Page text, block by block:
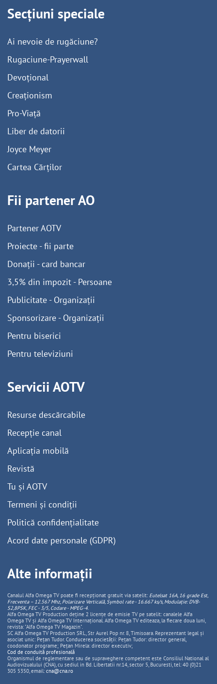
Secțiuni speciale
Ai nevoie de rugăciune?
Rugaciune-Prayerwall
Devoțional
Creaționism
Pro-Viață
Liber de datorii
Joyce Meyer
Cartea Cărților
Fii partener AO
Partener AOTV
Proiecte - fii parte
Donații - card bancar
3,5% din impozit - Persoane
Publicitate - Organizații
Sponsorizare - Organizații
Pentru biserici
Pentru televiziuni
Servicii AOTV
Resurse descărcabile
Recepție canal
Aplicația mobilă
Revistă
Tu și AOTV
Termeni și condiții
Politică confidențialitate
Acord date personale (GDPR)
Alte informații
Canalul Alfa Omega TV poate fi recepționat gratuit via satelit: Eutelsat 16A, 16 grade Est,
Frecventa – 12.567 Mhz, PolarizareVerticală, Symbol rate - 16.667 ks/s, Modulație: DVB-
S2,8PSK, FEC - 3/5, Codare - MPEG-4.
Alfa Omega TV Production deține 2 licențe de emisie TV pe satelit: canalele Alfa
Omega TV și Alfa Omega TV Internațional. Alfa Omega TV editeaza, la fiecare doua luni,
revista: "Alfa Omega TV Magazin".
SC Alfa Omega TV Production SRL, Str Aurel Pop nr. 8, Timisoara. Reprezentant legal și
asociat unic: Pețan Tudor. Conducerea societății: Pețan Tudor: director general,
coodonator programe; Pețan Mirela: director executiv;
Cod de conduită profesională
Organismul de reglementare sau de supraveghere competent este Consiliul National al
Audiovizualului (CNA), cu sediul in Bd. Libertatii nr.14, sector 5, Bucuresti, tel: 40 (0)21
305 5350, email: cna@cna.ro